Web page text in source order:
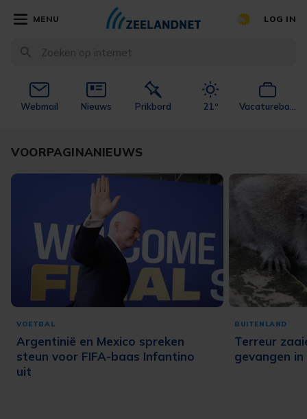
MENU LOG IN
Webmail Nieuws Prikbord 21º
VOORPAGINANIEUWS
VOETBAL
Argentinië en Mexico spreken
steun voor FIFA-baas Infantino
uit
BUITENLAND
Terreur
gevangen